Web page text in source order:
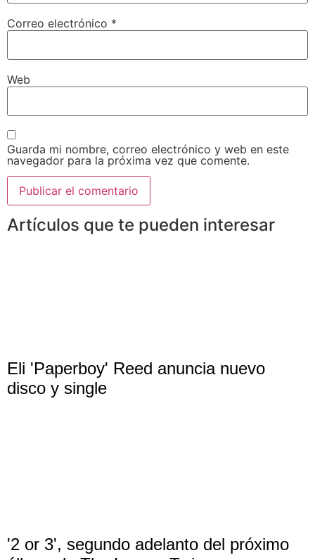
Correo electrónico *
Web
Guarda mi nombre, correo electrónico y web en este
navegador para la próxima vez que comente.
Artículos que te pueden interesar
Eli 'Paperboy' Reed anuncia nuevo
disco y single
'2 or 3', segundo adelanto del próximo